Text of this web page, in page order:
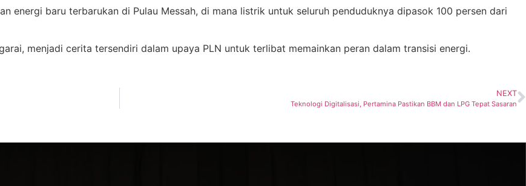
energi baru terbarukan di Pulau Messah, di mana listrik untuk seluruh penduduknya dipasok 100 persen dari
menjadi cerita tersendiri dalam upaya PLN untuk terlibat memainkan peran dalam transisi energi.
NEXT
Teknologi Digitalisasi, Pertamina Pastikan BBM dan LPG Tepat Sasaran